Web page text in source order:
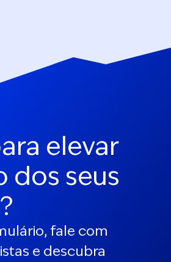
elevar
dos seus
fale com
e descubra